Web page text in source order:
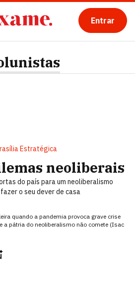
Entrar
Estratégica
neoliberais
do país para um neoliberalismo
o seu dever de casa
quando a pandemia provoca grave crise
a pátria do neoliberalismo não comete (Isac